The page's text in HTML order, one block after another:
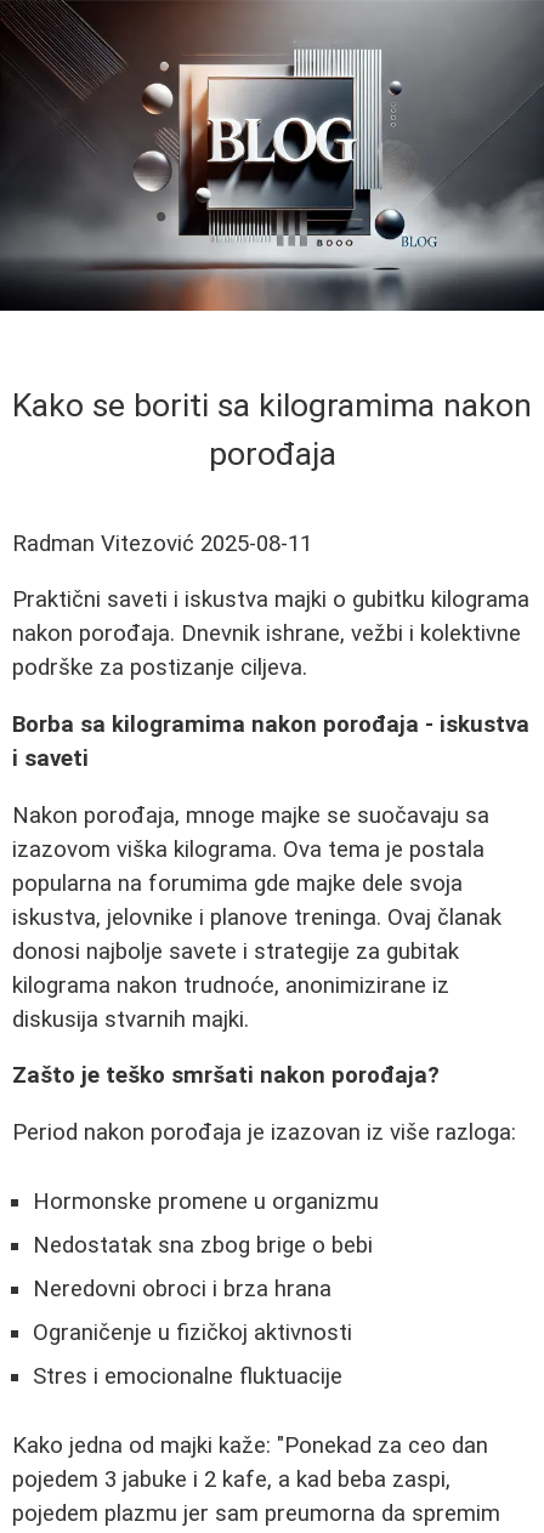
Kako se boriti sa kilogramima nakon
porođaja
Radman Vitezović 2025-08-11
Praktični saveti i iskustva majki o gubitku kilograma
nakon porođaja. Dnevnik ishrane, vežbi i kolektivne
podrške za postizanje ciljeva.
Borba sa kilogramima nakon porođaja - iskustva
i saveti
Nakon porođaja, mnoge majke se suočavaju sa
izazovom viška kilograma. Ova tema je postala
popularna na forumima gde majke dele svoja
iskustva, jelovnike i planove treninga. Ovaj članak
donosi najbolje savete i strategije za gubitak
kilograma nakon trudnoće, anonimizirane iz
diskusija stvarnih majki.
Zašto je teško smršati nakon porođaja?
Period nakon porođaja je izazovan iz više razloga:
Hormonske promene u organizmu
Nedostatak sna zbog brige o bebi
Neredovni obroci i brza hrana
Ograničenje u fizičkoj aktivnosti
Stres i emocionalne fluktuacije
Kako jedna od majki kaže: "Ponekad za ceo dan
pojedem 3 jabuke i 2 kafe, a kad beba zaspi,
pojedem plazmu jer sam preumorna da spremim